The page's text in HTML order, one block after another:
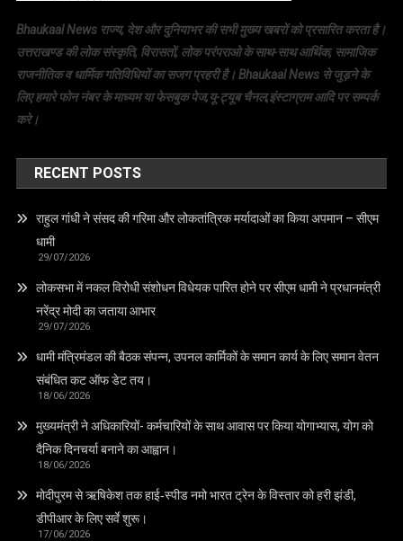
Bhaukaal News राज्य, देश और दुनियाभर की सभी मुख्य खबरों को प्रसारित करता है।
उत्तराखण्ड की लोक संस्कृति, विरासतों, लोक परंपराओ के साथ-साथ आर्थिक, सामाजिक
राजनीतिक व धार्मिक गतिविधियों का सजग प्रहरी है। Bhaukaal News से जुड़ने के
लिए हमारे फोन नंबर के माध्यम या फेसबुक पेज,यू-ट्यूब चैनल,इंस्टाग्राम आदि पर सम्पर्क
करे।
RECENT POSTS
राहुल गांधी ने संसद की गरिमा और लोकतांत्रिक मर्यादाओं का किया अपमान – सीएम
धामी
29/07/2026
लोकसभा में नकल विरोधी संशोधन विधेयक पारित होने पर सीएम धामी ने प्रधानमंत्री
नरेंद्र मोदी का जताया आभार
29/07/2026
धामी मंत्रिमंडल की बैठक संपन्न, उपनल कार्मिकों के समान कार्य के लिए समान वेतन
संबंधित कट ऑफ डेट तय।
18/06/2026
मुख्यमंत्री ने अधिकारियों- कर्मचारियों के साथ आवास पर किया योगाभ्यास, योग को
दैनिक दिनचर्या बनाने का आह्वान।
18/06/2026
मोदीपुरम से ऋषिकेश तक हाई‑स्पीड नमो भारत ट्रेन के विस्तार को हरी झंडी,
डीपीआर के लिए सर्वे शुरू।
17/06/2026